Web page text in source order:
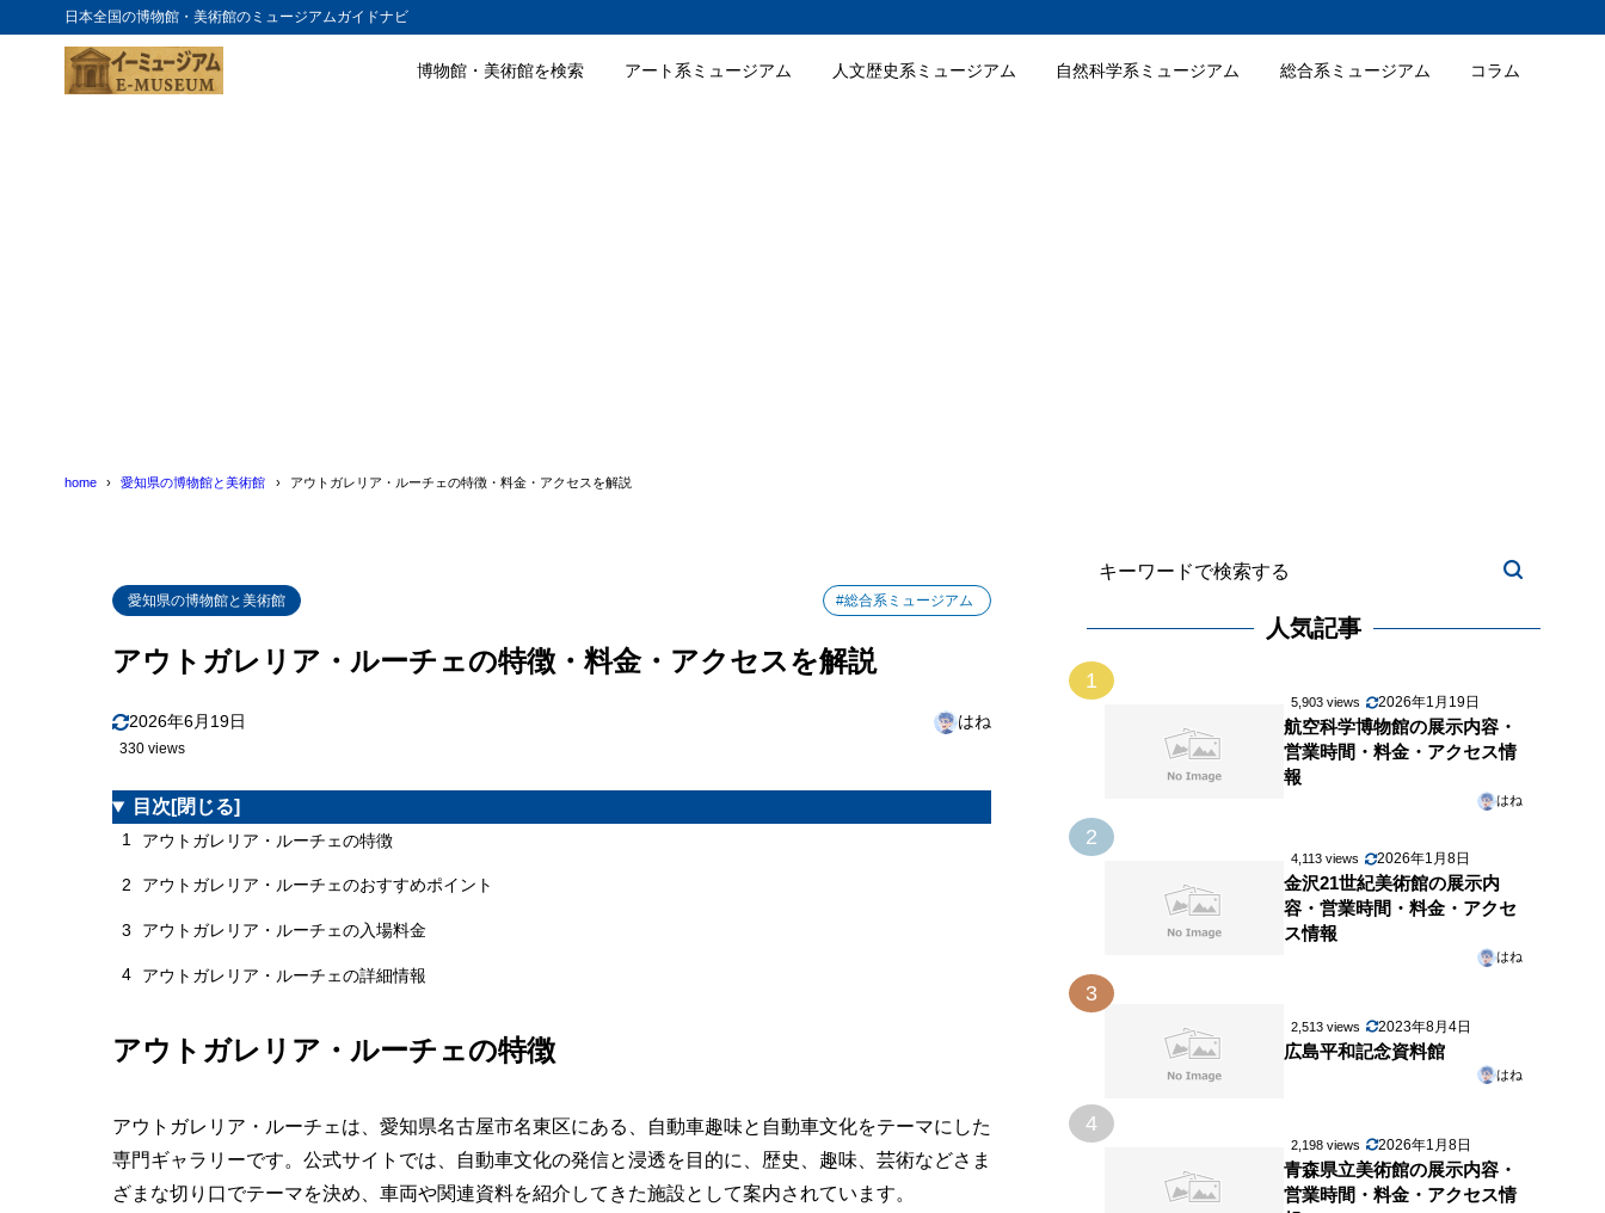
日本全国の博物館・美術館のミュージアムガイドナビ
博物館・美術館を検索 アート系ミュージアム 人文歴史系ミュージアム 自然科学系ミュージアム 総合系ミュージアム コラム
home 愛知県の博物館と美術館 アウトガレリア・ルーチェの特徴・料金・アクセスを解説
愛知県の博物館と美術館 #総合系ミュージアム
アウトガレリア・ルーチェの特徴・料金・アクセスを解説
2026年6月19日 はね
330 views
目次 [閉じる]
1 アウトガレリア・ルーチェの特徴
2 アウトガレリア・ルーチェのおすすめポイント
3 アウトガレリア・ルーチェの入場料金
4 アウトガレリア・ルーチェの詳細情報
アウトガレリア・ルーチェの特徴
アウトガレリア・ルーチェは、愛知県名古屋市名東区にある、自動車趣味と自動車文化をテーマにした
専門ギャラリーです。公式サイトでは、自動車文化の発信と浸透を目的に、歴史、趣味、芸術などさま
ざまな切り口でテーマを決め、車両や関連資料を紹介してきた施設として案内されています。
人気記事
1
5,903 views 2026年1月19日
航空科学博物館の展示内容・
営業時間・料金・アクセス情
報
はね
2
4,113 views 2026年1月8日
金沢21世紀美術館の展示内
容・営業時間・料金・アクセ
ス情報
はね
3
2,513 views 2023年8月4日
広島平和記念資料館
はね
4
2,198 views 2026年1月8日
青森県立美術館の展示内容・
営業時間・料金・アクセス情
目次